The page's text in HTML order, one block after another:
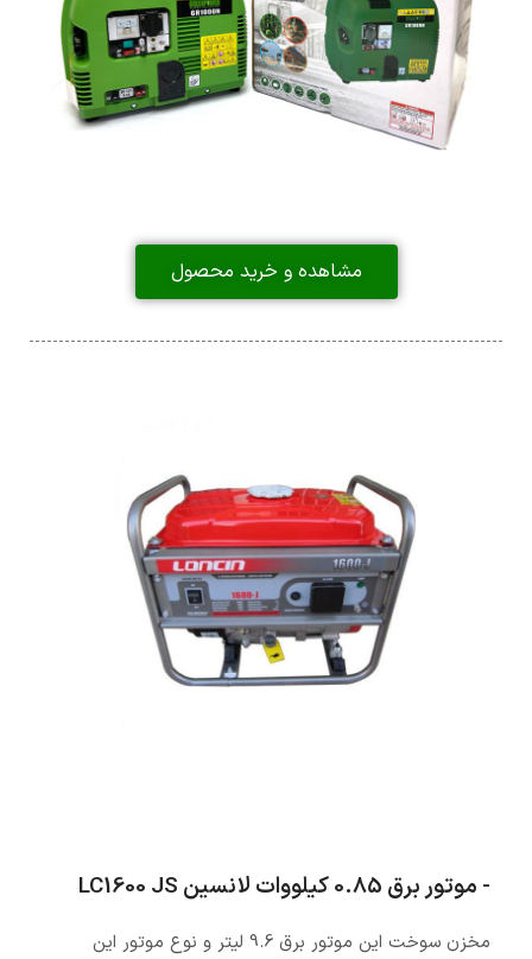
مشاهده و خرید محصول
- موتور برق 0.85 کیلووات لانسین LC1600 JS
مخزن سوخت این موتور برق 9.6 لیتر و نوع موتور این